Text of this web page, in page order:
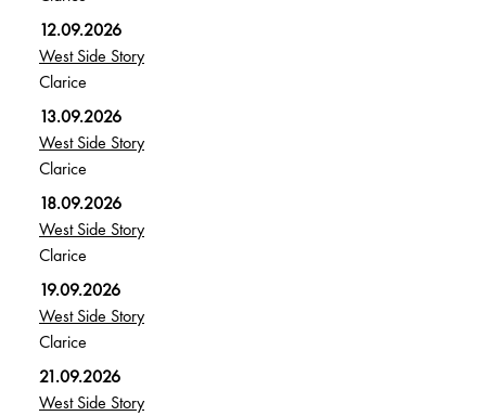
12.09.2026
West Side Story
Clarice
13.09.2026
West Side Story
Clarice
18.09.2026
West Side Story
Clarice
19.09.2026
West Side Story
Clarice
21.09.2026
West Side Story